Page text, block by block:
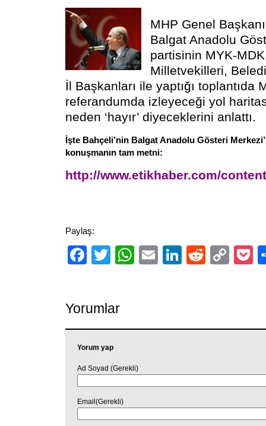
MHP Genel
Balgat Anadolu
partisinin MYK-
Milletvekilleri,
İl Başkanları ile yaptığı toplantıda
referandumda izleyeceği yol
neden ‘hayır’ diyeceklerini anlattı.
İşte Bahçeli’nin Balgat Anadolu Gösteri
konuşmanın tam metni:
http://www.etikhaber.com/
Paylaş:
Facebook
TwitterWhatsApp
EmailLinkedIn
Reddit
Yorumlar
Yorum yap
Ad Soyad (Gerekli)
Email(Gerekli)